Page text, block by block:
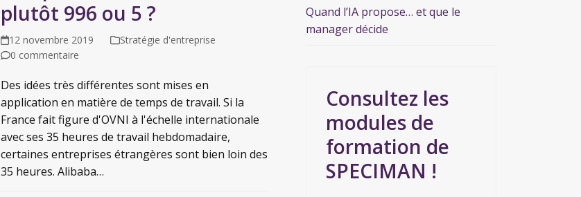
plutôt 996 ou 5 ?
12 novembre 2019
Stratégie d'entreprise
0 commentaire
Des idées très différentes sont mises en
application en matière de temps de travail. Si la
France fait figure d'OVNI à l'échelle internationale
avec ses 35 heures de travail hebdomadaire,
certaines entreprises étrangères sont bien loin des
35 heures. Alibaba…
Quand l’IA propose… et que le
manager décide
Consultez les
modules de
formation de
SPECIMAN !